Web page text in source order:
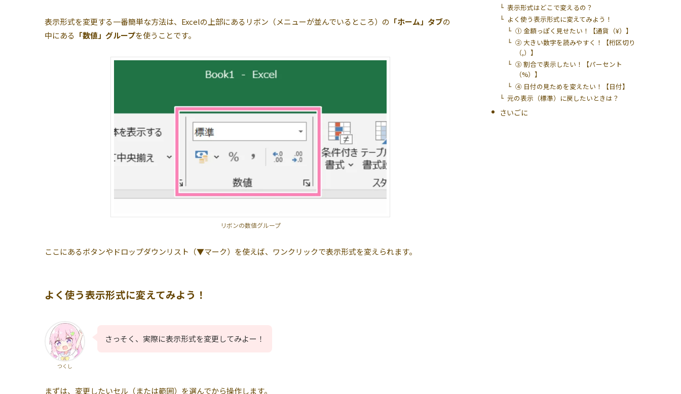
表示形式を変更する一番簡単な方法は、Excelの上部にあるリボン（メニューが並んでいるところ）の 「ホーム」タブの
中にある 「数値」グループを使うことです。
リボンの数値グループ
ここにあるボタンやドロップダウンリスト（▼マーク）を使えば、ワンクリックで表示形式を変えられます。
よく使う表示形式に変えてみよう！
つくし
さっそく、実際に表示形式を変更してみよー！
まずは、変更したいセル（または範囲）を選んでから操作します。
表示形式はどこで変えるの？
よく使う表示形式に変えてみよう！
① 金額っぽく見せたい！【通貨（¥）】
② 大きい数字を読みやすく！【桁区切り
（,）】
③ 割合で表示したい！【パーセント
（%）】
④ 日付の見ためを変えたい！【日付】
元の表示（標準）に戻したいときは？
さいごに